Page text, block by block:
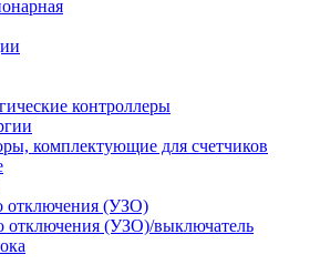
контроллеры
комплектующие для счетчиков
отключения (УЗО)
отключения (УЗО)/выключатель